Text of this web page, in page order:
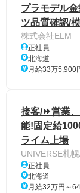
プラモデル
ツ品質確認/
株式会社ELM
正社員
北海道
月給33万5,900
接客/⏩️営業
能!固定給
ライム上場
UNIVERSE札
正社員
北海道
月給32万円～